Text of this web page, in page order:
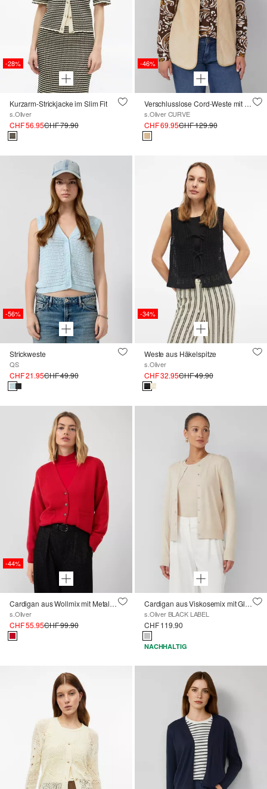
-28%
Kurzarm-Strickjacke im Slim Fit
s.Oliver
CHF 56.95CHF 79.90
-46%
Verschlusslose Cord-Weste mit Teddy-Plüsch-Futter
s.Oliver CURVE
CHF 69.95CHF 129.90
-56%
Strickweste
QS
CHF 21.95CHF 49.90
-34%
Weste aus Häkelspitze
s.Oliver
CHF 32.95CHF 49.90
-44%
Cardigan aus Wollmix mit Metall-Knöpfen
s.Oliver
CHF 55.95CHF 99.90
Cardigan aus Viskosemix mit Glitzerbündchen
s.Oliver BLACK LABEL
CHF 119.90
NACHHALTIG